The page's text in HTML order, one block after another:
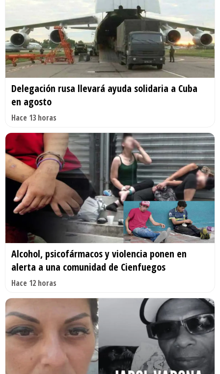
Delegación rusa llevará ayuda solidaria a Cuba
en agosto
Hace 13 horas
Alcohol, psicofármacos y violencia ponen en
alerta a una comunidad de Cienfuegos
Hace 12 horas